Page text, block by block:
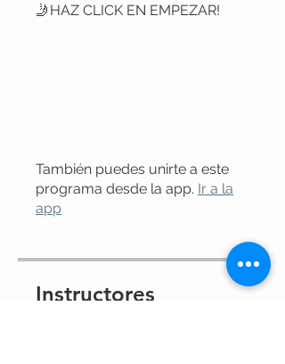
🤳HAZ CLICK EN EMPEZAR!
También puedes unirte a este
programa desde la app. Ir a la
app
Instructores